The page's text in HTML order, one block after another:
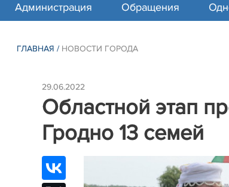
Администрация Обращения
ГЛАВНАЯ / НОВОСТИ ГОРОДА
29.06.2022
Областной этап
Гродно 13 семей